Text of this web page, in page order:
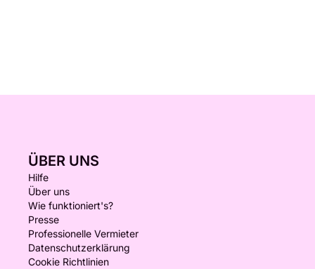
ÜBER UNS
Hilfe
Über uns
Wie funktioniert's?
Presse
Professionelle Vermieter
Datenschutzerklärung
Cookie Richtlinien